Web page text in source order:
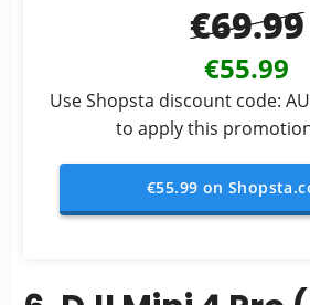
€69.99
€55.99
Use Shopsta discount code:
to apply this
€55.99 on